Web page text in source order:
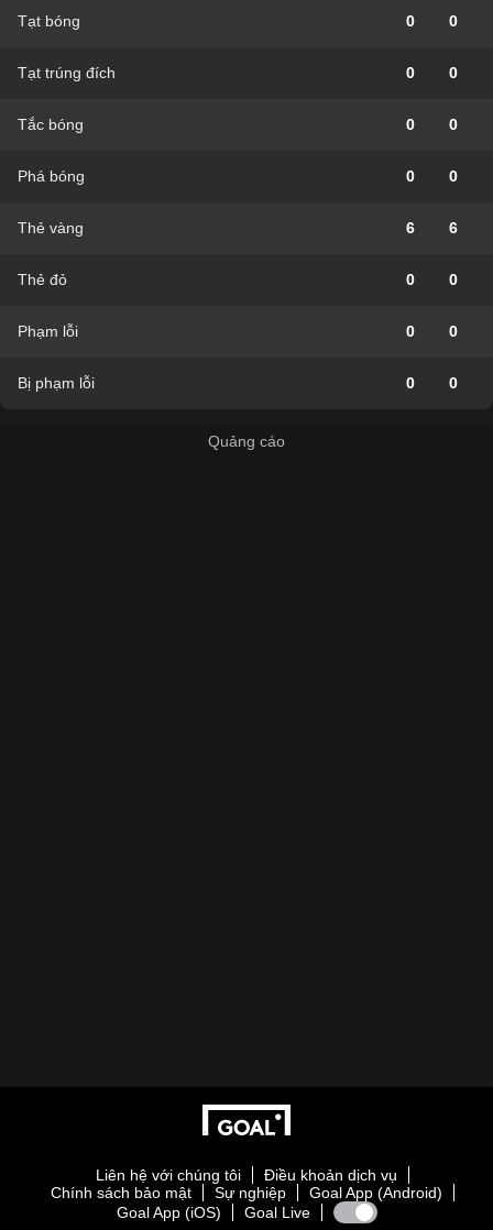
Tạt bóng 0 0
Tạt trúng đích 0 0
Tắc bóng 0 0
Phá bóng 0 0
Thẻ vàng 6 6
Thẻ đỏ 0 0
Phạm lỗi 0 0
Bị phạm lỗi 0 0
Liên hệ với chúng tôi
Điều khoản dịch vụ
Chính sách bảo mật
Sự nghiệp
Goal App (Android)
Goal App (iOS)
Goal Live